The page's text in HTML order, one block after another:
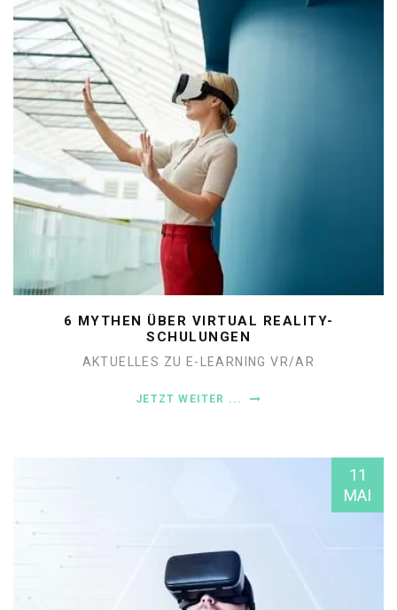
6 MYTHEN ÜBER VIRTUAL REALITY-
SCHULUNGEN
AKTUELLES ZU E-LEARNINGVR/AR
JETZT WEITER ...
11
MAI